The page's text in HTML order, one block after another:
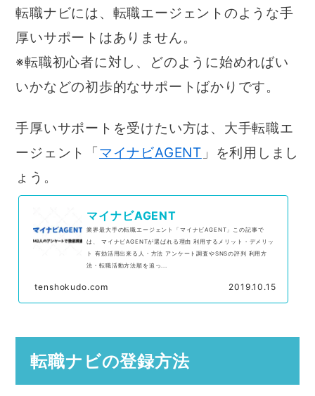
転職ナビには、転職エージェントのような手
厚いサポートはありません。
※転職初心者に対し、どのように始めればい
いかなどの初歩的なサポートばかりです。
手厚いサポートを受けたい方は、大手転職エ
ージェント「マイナビAGENT 」を利用しまし
ょう。
マイナビAGENT
業界最大手の転職エージェント「マイナビAGENT」この記事で
は、 マイナビAGENTが選ばれる理由 利用するメリット・デメリッ
ト 有効活用出来る人・方法 アンケート調査やSNSの評判 利用方
法・転職活動方法順を追っ...
tenshokudo.com 2019.10.15
転職ナビの登録方法